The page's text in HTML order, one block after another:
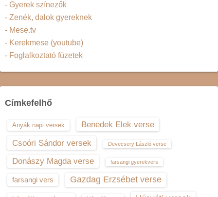
- Gyerek színezők
- Zenék, dalok gyereknek
- Mese.tv
- Kerekmese (youtube)
- Foglalkoztató füzetek
Címkefelhő
Anyák napi versek
Benedek Elek verse
Csoóri Sándor versek
Devecsery László verse
Donászy Magda verse farsangi gyerekvers
farsangi vers Gazdag Erzsébet verse